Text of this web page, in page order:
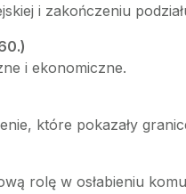
i zakończeniu
i ekonomiczne.
które pokazały
rolę w osłabieniu